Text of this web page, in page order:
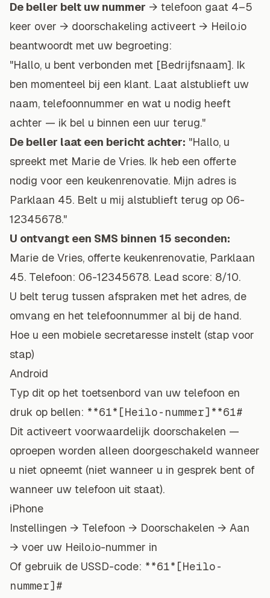
De beller belt uw nummer → telefoon gaat 4–5
keer over → doorschakeling activeert → Heilo.io
beantwoordt met uw begroeting:
"Hallo, u bent verbonden met [Bedrijfsnaam]. Ik
ben momenteel bij een klant. Laat alstublieft uw
naam, telefoonnummer en wat u nodig heeft
achter — ik bel u binnen een uur terug."
De beller laat een bericht achter: "Hallo, u
spreekt met Marie de Vries. Ik heb een offerte
nodig voor een keukenrenovatie. Mijn adres is
Parklaan 45. Belt u mij alstublieft terug op 06-
12345678."
U ontvangt een SMS binnen 15 seconden:
Marie de Vries, offerte keukenrenovatie, Parklaan
45. Telefoon: 06-12345678. Lead score: 8/10.
U belt terug tussen afspraken met het adres, de
omvang en het telefoonnummer al bij de hand.
Hoe u een mobiele secretaresse instelt (stap voor
stap)
Android
Typ dit op het toetsenbord van uw telefoon en
druk op bellen: **61*[Heilo-nummer]**61#
Dit activeert voorwaardelijk doorschakelen —
oproepen worden alleen doorgeschakeld wanneer
u niet opneemt (niet wanneer u in gesprek bent of
wanneer uw telefoon uit staat).
iPhone
Instellingen → Telefoon → Doorschakelen → Aan
→ voer uw Heilo.io-nummer in
Of gebruik de USSD-code: **61*[Heilo-
nummer]#